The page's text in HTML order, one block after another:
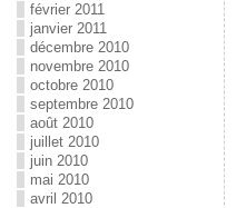
février 2011
janvier 2011
décembre 2010
novembre 2010
octobre 2010
septembre 2010
août 2010
juillet 2010
juin 2010
mai 2010
avril 2010